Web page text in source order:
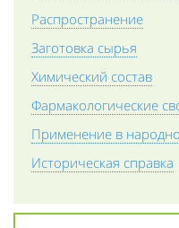
Распространение
Заготовка сырья
Химический состав
Фармакологические
Применение в
Историческая справка